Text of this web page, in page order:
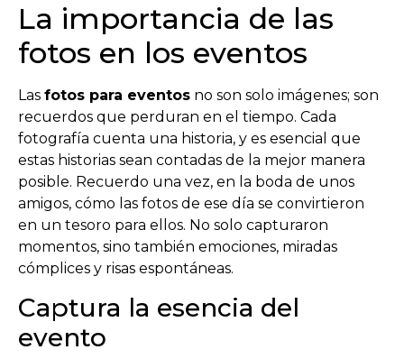
La importancia de las
fotos en los eventos
Las fotos para eventos no son solo imágenes; son
recuerdos que perduran en el tiempo. Cada
fotografía cuenta una historia, y es esencial que
estas historias sean contadas de la mejor manera
posible. Recuerdo una vez, en la boda de unos
amigos, cómo las fotos de ese día se convirtieron
en un tesoro para ellos. No solo capturaron
momentos, sino también emociones, miradas
cómplices y risas espontáneas.
Captura la esencia del
evento